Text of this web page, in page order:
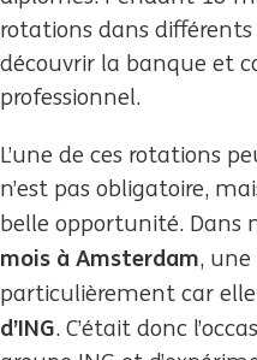
rotations dans
découvrir la banque et
professionnel.
L’une de ces rotations
n’est pas obligatoire,
belle opportunité. Dans
mois à Amsterdam, une
particulièrement car
d’ING. C’était donc